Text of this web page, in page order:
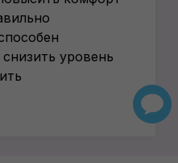
уровень
В нашем